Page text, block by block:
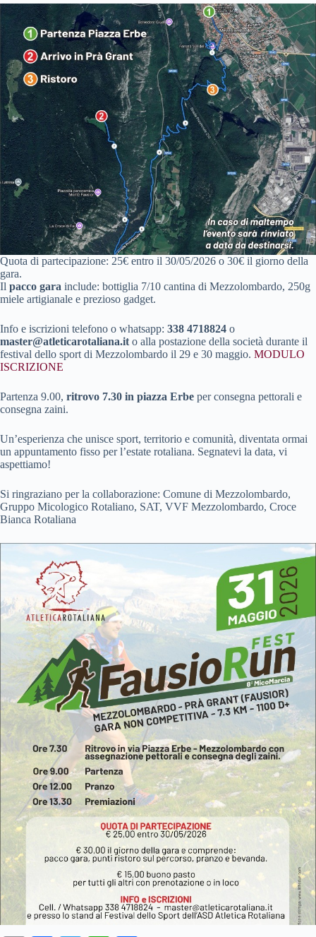
Quota di partecipazione: 25€ entro il 30/05/2026 o 30€ il giorno della
gara.
Il pacco gara include: bottiglia 7/10 cantina di Mezzolombardo, 250g
miele artigianale e prezioso gadget.
Info e iscrizioni telefono o whatsapp: 338 4718824 o
master@atleticarotaliana.it o alla postazione della società durante il
festival dello sport di Mezzolombardo il 29 e 30 maggio. MODULO
ISCRIZIONE
Partenza 9.00, ritrovo 7.30 in piazza Erbe per consegna pettorali e
consegna zaini.
Un’esperienza che unisce sport, territorio e comunità, diventata ormai
un appuntamento fisso per l’estate rotaliana. Segnatevi la data, vi
aspettiamo!
Si ringraziano per la collaborazione: Comune di Mezzolombardo,
Gruppo Micologico Rotaliano, SAT, VVF Mezzolombardo, Croce
Bianca Rotaliana